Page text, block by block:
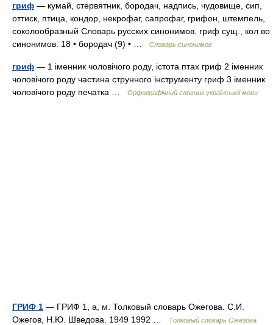
гриф — кумай, стервятник, бородач, надпись, чудовище, сип,
оттиск, птица, кондор, некрофаг, сапрофаг, грифон, штемпель,
соколообразный Словарь русских синонимов. гриф сущ., кол во
синонимов: 18 • бородач (9) • …
Словарь синонимов
гриф — 1 іменник чоловічого роду, істота птах гриф 2 іменник
чоловічого роду частина струнного інструменту гриф 3 іменник
чоловічого роду печатка …
Орфографічний словник української мови
ГРИФ 1 — ГРИФ 1, а, м. Толковый словарь Ожегова. С.И.
Ожегов, Н.Ю. Шведова. 1949 1992 …
Толковый словарь Ожегова